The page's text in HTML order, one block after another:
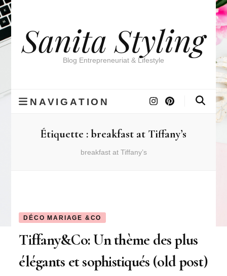
Sanita Styling
Blog Entrepreneuriat & Lifestyle
NAVIGATION
Étiquette :breakfast at Tiffany’s
breakfast at Tiffany’s
DÉCO MARIAGE &CO
Tiffany&Co: Un thème des plus
élégants et sophistiqués (old post)